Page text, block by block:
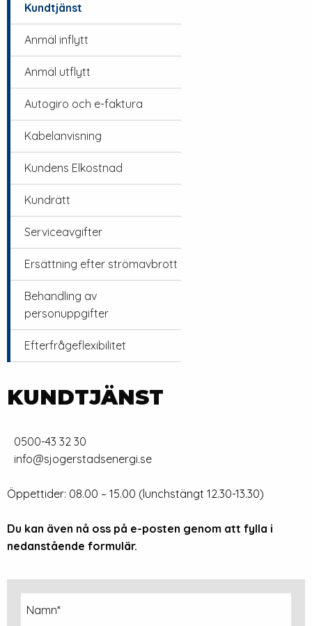
Kundtjänst
Anmäl inflytt
Anmäl utflytt
Autogiro och e-faktura
Kabelanvisning
Kundens Elkostnad
Kundrätt
Serviceavgifter
Ersättning efter strömavbrott
Behandling av
personuppgifter
Efterfrågeflexibilitet
KUNDTJÄNST
0500-43 32 30
info@sjogerstadsenergi.se
Öppettider: 08.00 – 15.00 (lunchstängt 12.30-13.30)
Du kan även nå oss på e-posten genom att fylla i
nedanstående formulär.